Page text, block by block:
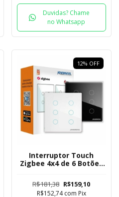
Duvidas? Chame
no Whatsapp
12% OFF
Interruptor Touch
Zigbee 4x4 de 6 Botões
R$181,38 R$159,10
R$152,74com Pix